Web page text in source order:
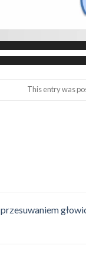
This entry was